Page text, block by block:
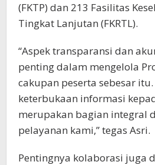
(FKTP) dan 213 Fasilitas
Tingkat Lanjutan (FKRTL).
“Aspek transparansi dan
penting dalam mengelola
cakupan peserta sebesar
keterbukaan informasi
merupakan bagian integral
pelayanan kami,” tegas Asri.
Pentingnya kolaborasi juga